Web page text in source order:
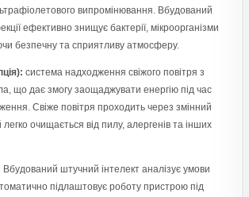
випромінювання. Вбудований
ефективно знищує бактерії, мікроорганізми
безпечну та сприятливу атмосферу.
система надходження свіжого повітря з
що дає змогу заощаджувати енергію під час
Свіже повітря проходить через змінний
легко очищається від пилу, алергенів та інших
Вбудований штучний інтелект аналізує умови
підлаштовує роботу пристрою під